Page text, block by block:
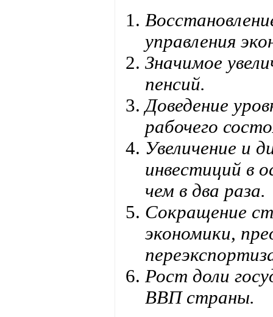
управления
Значимое
пенсий.
Доведение
рабочего
Увеличение и
инвестиций в
чем в два раза.
Сокращение
экономики,
Рост доли
ВВП страны.